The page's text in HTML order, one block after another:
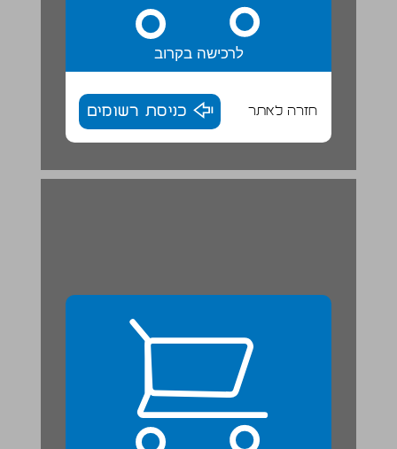
לרכישה בקרוב
חזרה לאתר כניסת רשומים
יחידה 2 ארצות ושפות בעברית ... 8